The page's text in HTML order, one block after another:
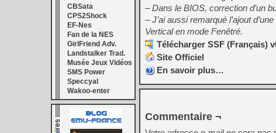
CBSata
CPS2Shock
EF-Nes
Fan de la NES
GirlFriend Adv.
Landstalker Trad.
Musée Jeux Vidéos
SMS Power
Speccyal
Wakoo-enter
– Dans le BIOS, correction d’un
– J’ai aussi remarqué l’ajout
Vertical en mode Fenêtré.
Télécharger SSF (Français)
Site Officiel
En savoir plus…
Commentaire ¬